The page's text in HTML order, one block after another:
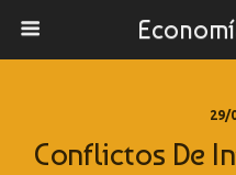
29/
Conflictos De